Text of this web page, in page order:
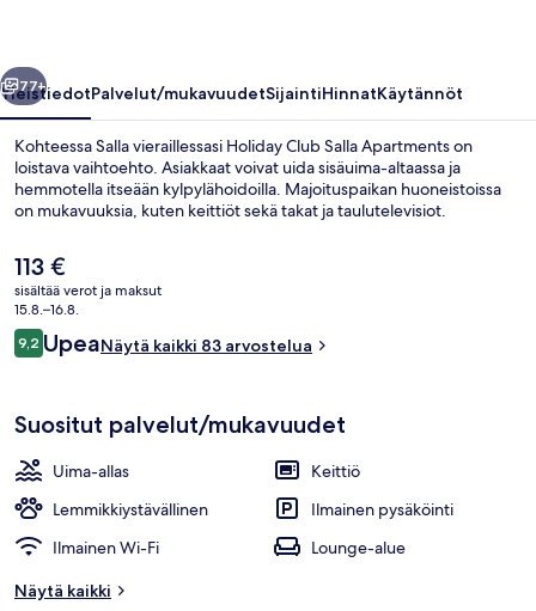
Huoneisto, 2 makuuhuonetta, sauna
Seuraava
77+
YleistiedotPalvelut/mukavuudetSijaintiHinnatKäytännöt
Kohteessa Salla vieraillessasi Holiday Club Salla Apartments on
loistava vaihtoehto. Asiakkaat voivat uida sisäuima-altaassa ja
hemmotella itseään kylpylähoidoilla. Majoituspaikan huoneistoissa
on mukavuuksia, kuten keittiöt sekä takat ja taulutelevisiot.
Nykyinen
hinta
on
113 €
113 €
sisältää verot ja maksut
15.8.–16.8.
Arvostelut
9,29,2 kautta 10.
UpeaNäytä kaikki 83 arvostelua
Suositut palvelut/mukavuudet
Uima-allas
Keittiö
Lemmikkiystävällinen
Ilmainen pysäköinti
Ilmainen Wi-Fi
Lounge-alue
Näytä kaikki